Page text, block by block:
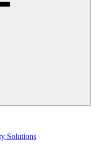
Solutions